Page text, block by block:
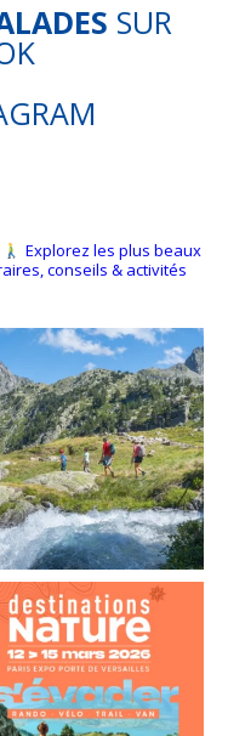
SUR
Explorez les plus beaux
conseils & activités